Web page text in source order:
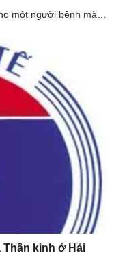
một người bệnh mà
kinh ở Hải